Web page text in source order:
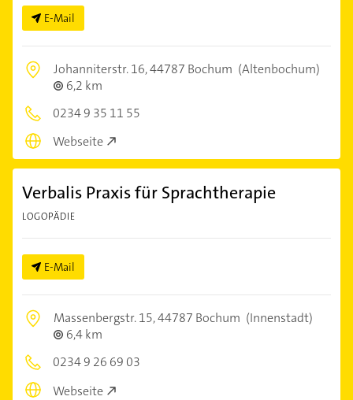
E-Mail
Johanniterstr. 16,44787 Bochum (Altenbochum)
6,2 km
0234 9 35 11 55
Webseite
Verbalis Praxis für Sprachtherapie
LOGOPÄDIE
E-Mail
Massenbergstr. 15,44787 Bochum (Innenstadt)
6,4 km
0234 9 26 69 03
Webseite